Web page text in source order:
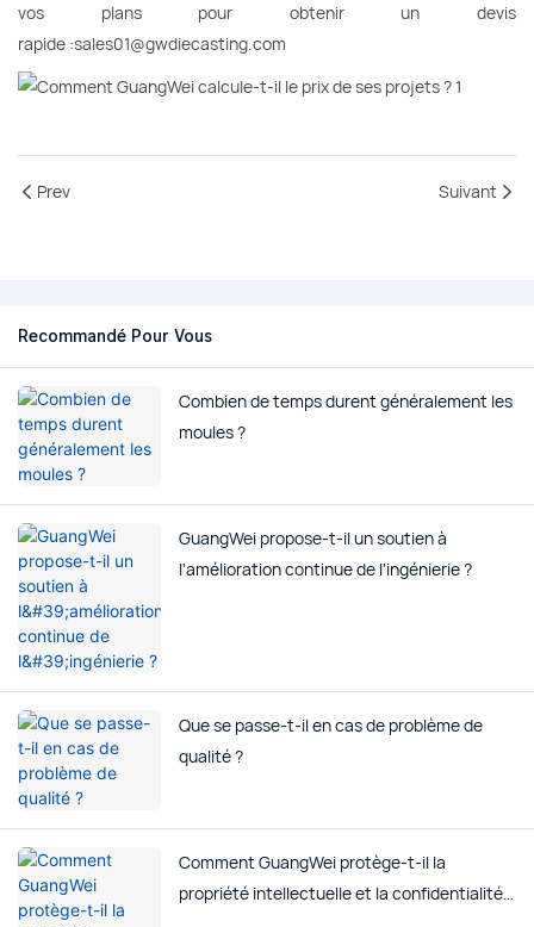
vos plans pour obtenir un devis
rapide :sales01@gwdiecasting.com
Prev Suivant
Recommandé Pour Vous
Combien de temps durent généralement les
moules ?
GuangWei propose-t-il un soutien à
l'amélioration continue de l'ingénierie ?
Que se passe-t-il en cas de problème de
qualité ?
Comment GuangWei protège-t-il la
propriété intellectuelle et la confidentialité